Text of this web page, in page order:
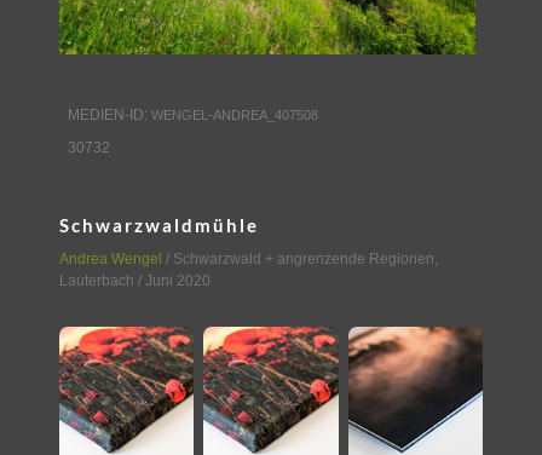
AUSSTELLUNGEN
KONTAKT
MEDIEN-ID: WENGEL-ANDREA_407508
30732
Schwarzwaldmühle
Andrea Wengel / Schwarzwald + angrenzende Regionen,
Lauterbach / Juni 2020